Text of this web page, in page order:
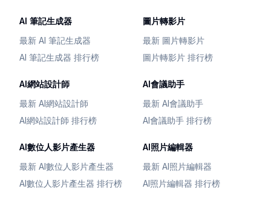
AI 筆記生成器
最新 AI 筆記生成器
AI 筆記生成器 排行榜
圖片轉影片
最新 圖片轉影片
圖片轉影片 排行榜
AI網站設計師
最新 AI網站設計師
AI網站設計師 排行榜
AI會議助手
最新 AI會議助手
AI會議助手 排行榜
AI數位人影片產生器
最新 AI數位人影片產生器
AI數位人影片產生器 排行榜
AI照片編輯器
最新 AI照片編輯器
AI照片編輯器 排行榜